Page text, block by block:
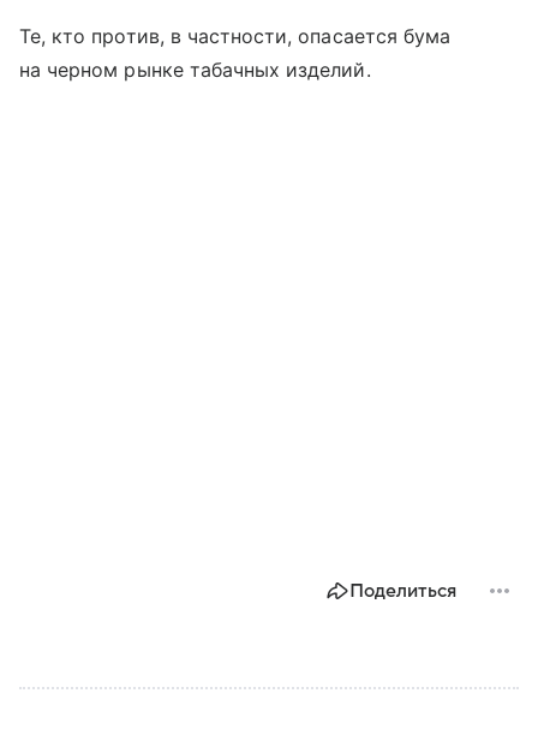
Те, кто против, в частности, опасается бума
на черном рынке табачных изделий.
Поделиться